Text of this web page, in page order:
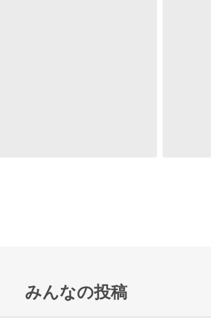
みんなの投稿